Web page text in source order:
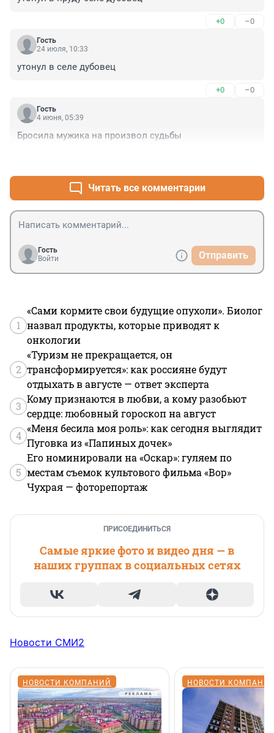
+0 –0
Гость
24 июля, 10:33
утонул в селе дубовец
+0 –0
Гость
4 июня, 05:39
Бросила мужика на произвол судьбы
Читать все комментарии
Гость
Войти
Отправить
1
«Сами кормите свои будущие опухоли». Биолог
назвал продукты, которые приводят к
онкологии
2
«Туризм не прекращается, он
трансформируется»: как россияне будут
отдыхать в августе — ответ эксперта
3
Кому признаются в любви, а кому разобьют
сердце: любовный гороскоп на август
4
«Меня бесила моя роль»: как сегодня выглядит
Пуговка из «Папиных дочек»
5
Его номинировали на «Оскар»: гуляем по
местам съемок культового фильма «Вор»
Чухрая — фоторепортаж
ПРИСОЕДИНИТЬСЯ
Самые яркие фото и видео дня — в
наших группах в социальных сетях
Новости СМИ2
НОВОСТИ КОМПАНИЙ НОВОСТИ